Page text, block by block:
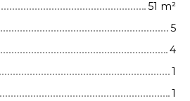
51 m²
5
4
1
1